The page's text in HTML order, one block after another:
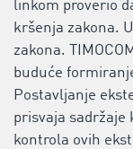
linkom proverio
kršenja zakona.
zakona.
buduće
Postavljanje
prisvaja sadržaje
kontrola ovih